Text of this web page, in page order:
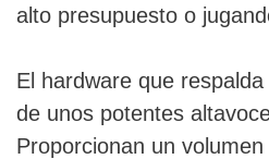
alto presupuesto o
El hardware que
de unos potentes
Proporcionan un